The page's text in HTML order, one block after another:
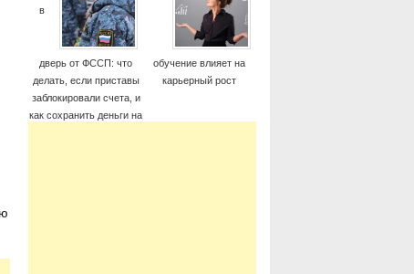
в
дверь от ФССП: что
делать, если приставы
заблокировали счета, и
как сохранить деньги на
обучение влияет на
карьерный рост